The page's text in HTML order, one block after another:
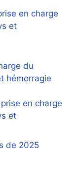
en charge
et
du
hémorragie
en charge
et
de 2025